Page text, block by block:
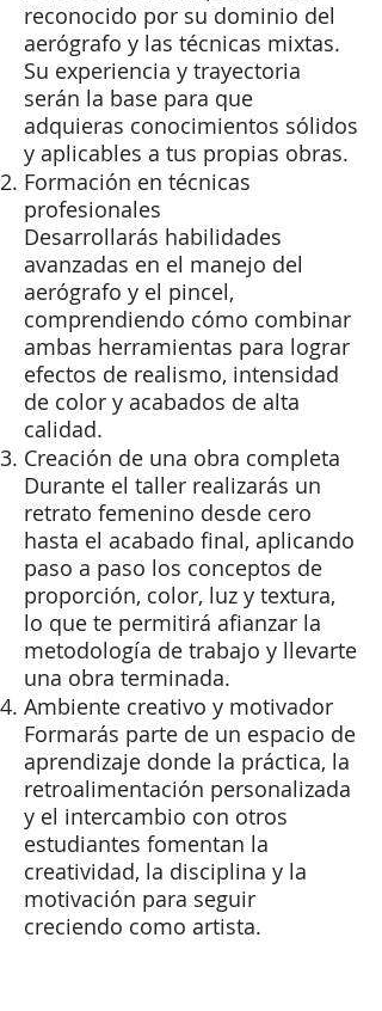
reconocido por su dominio del
aerógrafo y las técnicas mixtas.
Su experiencia y trayectoria
serán la base para que
adquieras conocimientos sólidos
y aplicables a tus propias obras.
Formación en técnicas
profesionales
Desarrollarás habilidades
avanzadas en el manejo del
aerógrafo y el pincel,
comprendiendo cómo combinar
ambas herramientas para lograr
efectos de realismo, intensidad
de color y acabados de alta
calidad.
Creación de una obra completa
Durante el taller realizarás un
retrato femenino desde cero
hasta el acabado final, aplicando
paso a paso los conceptos de
proporción, color, luz y textura,
lo que te permitirá afianzar la
metodología de trabajo y llevarte
una obra terminada.
Ambiente creativo y motivador
Formarás parte de un espacio de
aprendizaje donde la práctica, la
retroalimentación personalizada
y el intercambio con otros
estudiantes fomentan la
creatividad, la disciplina y la
motivación para seguir
creciendo como artista.